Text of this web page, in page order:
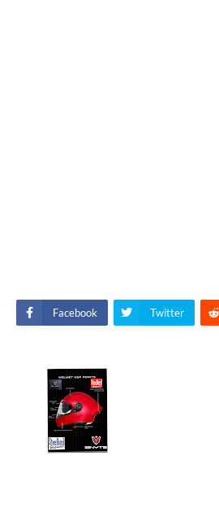
Facebook Twitter